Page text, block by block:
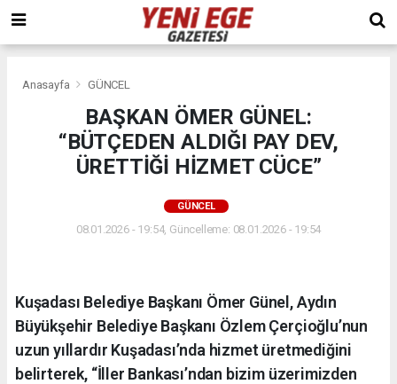
Anasayfa GÜNCEL
BAŞKAN ÖMER GÜNEL:
“BÜTÇEDEN ALDIĞI PAY DEV,
ÜRETTİĞİ HİZMET CÜCE”
GÜNCEL
08.01.2026 - 19:54, Güncelleme: 08.01.2026 - 19:54
Kuşadası Belediye Başkanı Ömer Günel, Aydın
Büyükşehir Belediye Başkanı Özlem Çerçioğlu’nun
uzun yıllardır Kuşadası’nda hizmet üretmediğini
belirterek, “İller Bankası’ndan bizim üzerimizden